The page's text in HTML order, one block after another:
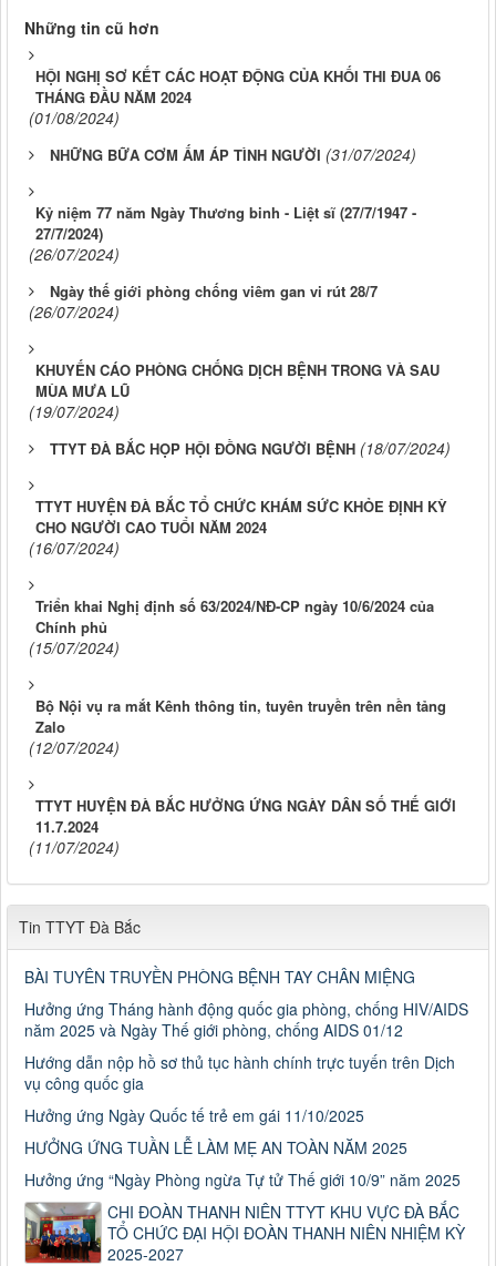
Những tin cũ hơn
HỘI NGHỊ SƠ KẾT CÁC HOẠT ĐỘNG CỦA KHỐI THI ĐUA 06
THÁNG ĐẦU NĂM 2024
(01/08/2024)
NHỮNG BỮA CƠM ẤM ÁP TÌNH NGƯỜI (31/07/2024)
Kỷ niệm 77 năm Ngày Thương binh - Liệt sĩ (27/7/1947 -
27/7/2024)
(26/07/2024)
Ngày thế giới phòng chống viêm gan vi rút 28/7
(26/07/2024)
KHUYẾN CÁO PHÒNG CHỐNG DỊCH BỆNH TRONG VÀ SAU
MÙA MƯA LŨ
(19/07/2024)
TTYT ĐÀ BẮC HỌP HỘI ĐỒNG NGƯỜI BỆNH (18/07/2024)
TTYT HUYỆN ĐÀ BẮC TỔ CHỨC KHÁM SỨC KHỎE ĐỊNH KỲ
CHO NGƯỜI CAO TUỔI NĂM 2024
(16/07/2024)
Triển khai Nghị định số 63/2024/NĐ-CP ngày 10/6/2024 của
Chính phủ
(15/07/2024)
Bộ Nội vụ ra mắt Kênh thông tin, tuyên truyền trên nền tảng
Zalo
(12/07/2024)
TTYT HUYỆN ĐÀ BẮC HƯỞNG ỨNG NGÀY DÂN SỐ THẾ GIỚI
11.7.2024
(11/07/2024)
Tin TTYT Đà Bắc
BÀI TUYÊN TRUYỀN PHÒNG BỆNH TAY CHÂN MIỆNG
Hưởng ứng Tháng hành động quốc gia phòng, chống HIV/AIDS
năm 2025 và Ngày Thế giới phòng, chống AIDS 01/12
Hướng dẫn nộp hồ sơ thủ tục hành chính trực tuyến trên Dịch
vụ công quốc gia
Hưởng ứng Ngày Quốc tế trẻ em gái 11/10/2025
HƯỞNG ỨNG TUẦN LỄ LÀM MẸ AN TOÀN NĂM 2025
Hưởng ứng “Ngày Phòng ngừa Tự tử Thế giới 10/9” năm 2025
CHI ĐOÀN THANH NIÊN TTYT KHU VỰC ĐÀ BẮC
TỔ CHỨC ĐẠI HỘI ĐOÀN THANH NIÊN NHIỆM KỲ
2025-2027